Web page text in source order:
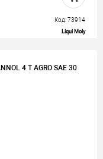
Код: 73914
Liqui Moly
4 T AGRO SAE 30